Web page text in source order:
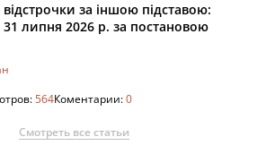
за іншою підставою:
липня 2026 р. за постановою
564Коментарии:0
Смотреть все статьи